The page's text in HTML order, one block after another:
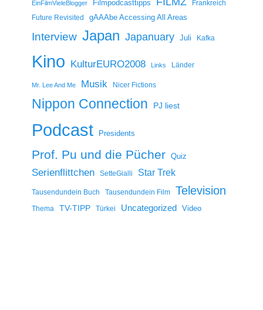
EinFilmVieleBlogger Filmpodcasttipps
Frankreich
Future Revisited
gAAAbe Accessing All Areas
Interview Japan Japanuary Juli Kafka
Kino KulturEURO2008 Links Länder
Mr. Lee And Me Musik Nicer Fictions
Nippon Connection PJ liest
Podcast Presidents
Prof. Pu und die Pücher Quiz
Serienflittchen SetteGialli Star Trek
Tausendundein Buch Tausendundein Film Television
Thema TV-TIPP Türkei Uncategorized Video